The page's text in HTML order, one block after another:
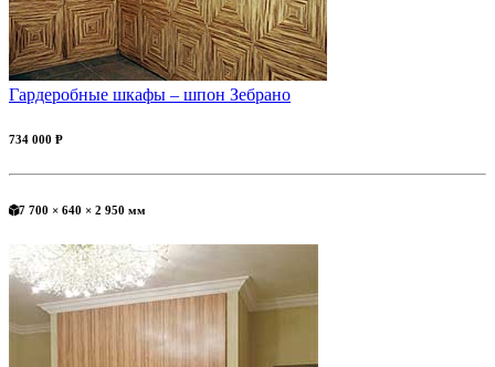
Гардеробные шкафы – шпон Зебрано
734 000 Ᵽ
7 700 × 640 × 2 950 мм